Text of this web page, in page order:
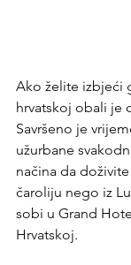
Ako želite izbjeći
hrvatskoj obali je
Savršeno je
užurbane
načina da
čaroliju nego iz
sobi u Grand
Hrvatskoj.